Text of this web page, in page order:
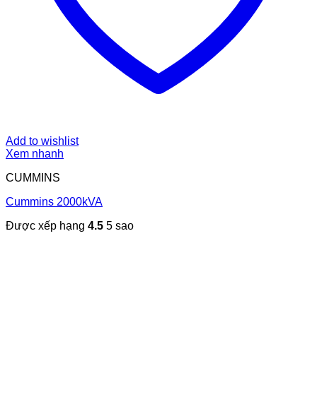
Add to wishlist
Xem nhanh
CUMMINS
Cummins 2000kVA
Được xếp hạng 4.5 5 sao